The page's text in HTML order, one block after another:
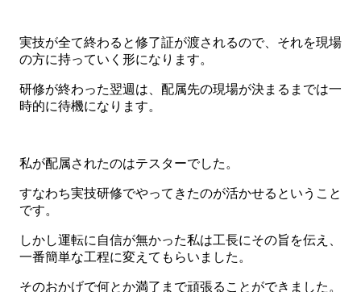
実技が全て終わると修了証が渡されるので、それを現場
の方に持っていく形になります。
研修が終わった翌週は、配属先の現場が決まるまでは一
時的に待機になります。
私が配属されたのはテスターでした。
すなわち実技研修でやってきたのが活かせるということ
です。
しかし運転に自信が無かった私は工長にその旨を伝え、
一番簡単な工程に変えてもらいました。
そのおかげで何とか満了まで頑張ることができました。